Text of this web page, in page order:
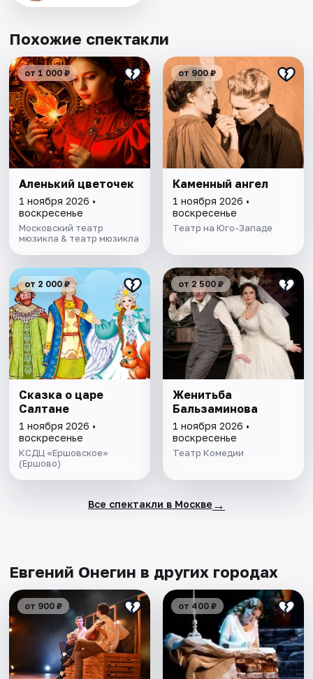
Похожие спектакли
от 1 000 ₽
Аленький цветочек
1 ноября 2026 •
воскресенье
Московский театр
мюзикла & театр мюзикла
от 900 ₽
Каменный ангел
1 ноября 2026 •
воскресенье
Театр на Юго-Западе
от 2 000 ₽
Сказка о царе
Салтане
1 ноября 2026 •
воскресенье
КСДЦ «Ершовское»
(Ершово)
от 2 500 ₽
Женитьба
Бальзаминова
1 ноября 2026 •
воскресенье
Театр Комедии
Все спектакли в Москве →
Евгений Онегин в других городах
от 900 ₽ от 400 ₽